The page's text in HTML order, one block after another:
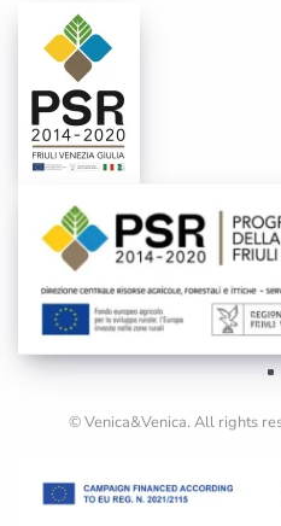
© Venica&Venica. All rights